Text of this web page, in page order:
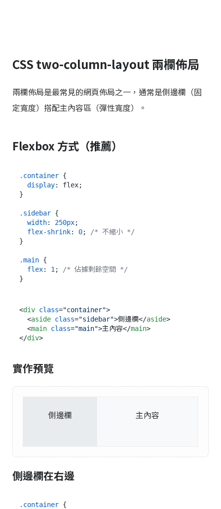
CSS two-column-layout 兩欄佈局
兩欄佈局是最常見的網頁佈局之一，通常是側邊欄（固
定寬度）搭配主內容區（彈性寬度）。
Flexbox 方式（推薦）
.container {
display: flex;
}
.sidebar {
width: 250px;
flex-shrink: 0;
/* 不縮小 */
}
.main {
flex: 1 ;
/* 佔據剩餘空間 */
<div class="container">
<aside class="sidebar">側邊欄</aside>
<main class="main">主內容</main>
</div>
實作預覽
側邊欄 主內容
側邊欄在右邊
.container {